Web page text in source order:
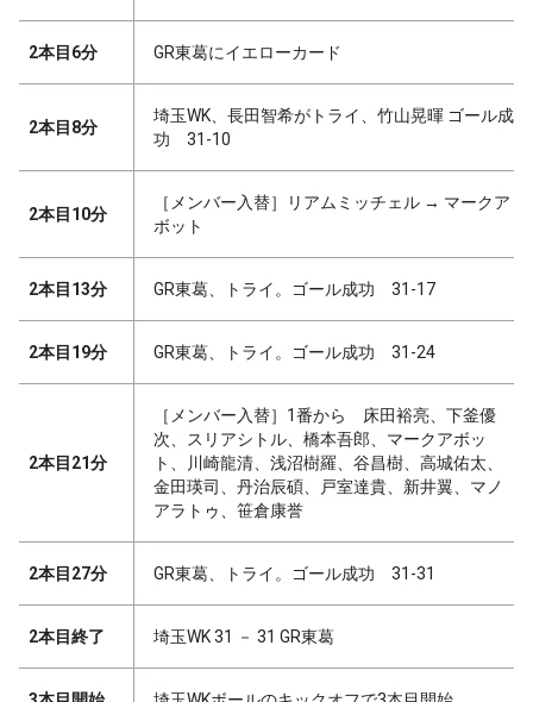
2本目6分 GR東葛にイエローカード
2本目8分
埼玉WK、長田智希がトライ、竹山晃暉 ゴール成
功 31-10
2本目10分
［メンバー入替］リアムミッチェル → マークア
ボット
2本目13分 GR東葛、トライ。ゴール成功 31-17
2本目19分 GR東葛、トライ。ゴール成功 31-24
2本目21分
［メンバー入替］1番から 床田裕亮、下釜優
次、スリアシトル、橋本吾郎、マークアボッ
ト、川崎龍清、浅沼樹羅、谷昌樹、高城佑太、
金田瑛司、丹治辰碩、戸室達貴、新井翼、マノ
アラトゥ、笹倉康誉
2本目27分 GR東葛、トライ。ゴール成功 31-31
2本目終了 埼玉WK 31 － 31 GR東葛